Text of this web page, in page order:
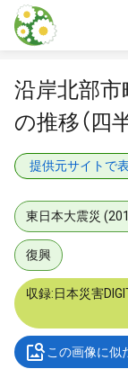
本文に飛ぶ
沿岸北部
の推移（四
提供元サイトで
東日本大震災
復興
収録:日本災害
この画像に似